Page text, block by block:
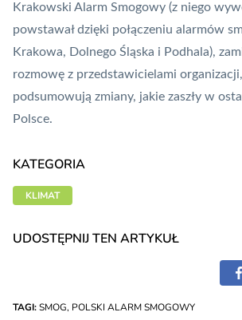
Krakowski Alarm Smogowy (z niego
powstawał dzięki połączeniu alarmów
Krakowa, Dolnego Śląska i Podhala),
rozmowę z przedstawicielami organizacji,
podsumowują zmiany, jakie zaszły w
Polsce.
KATEGORIA
KLIMAT
UDOSTĘPNIJ TEN ARTYKUŁ
TAGI:SMOG, POLSKI ALARM SMOGOWY